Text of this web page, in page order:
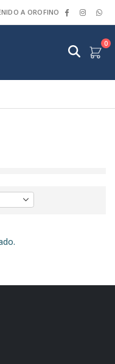
A OROFINO
0